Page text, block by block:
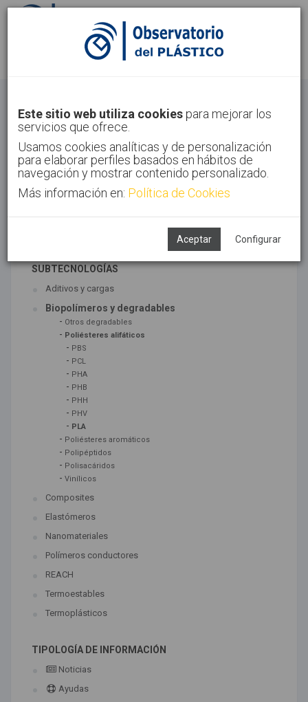
Identifícate Regístrate
Inicio Tecnologías Materiales
Este sitio web utiliza cookies para mejorar los
servicios que ofrece.
Usamos cookies analíticas y de personalización
para elaborar perfiles basados en hábitos de
navegación y mostrar contenido personalizado.
Más información en: Política de Cookies
Aceptar Configurar
TECNOLOGÍAS ASOCIADAS
SUBTECNOLOGÍAS
Aditivos y cargas
Biopolímeros y degradables
- Otros degradables
- Poliésteres alifáticos
- PBS
- PCL
- PHA
- PHB
- PHH
- PHV
- PLA
- Poliésteres aromáticos
- Polipéptidos
- Polisacáridos
- Vinílicos
Composites
Elastómeros
Nanomateriales
Polímeros conductores
REACH
Termoestables
Termoplásticos
TIPOLOGÍA DE INFORMACIÓN
Noticias
Ayudas